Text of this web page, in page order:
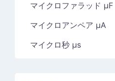
マイクロファラッド µF
マイクロアンペア µA
マイクロ秒 µs